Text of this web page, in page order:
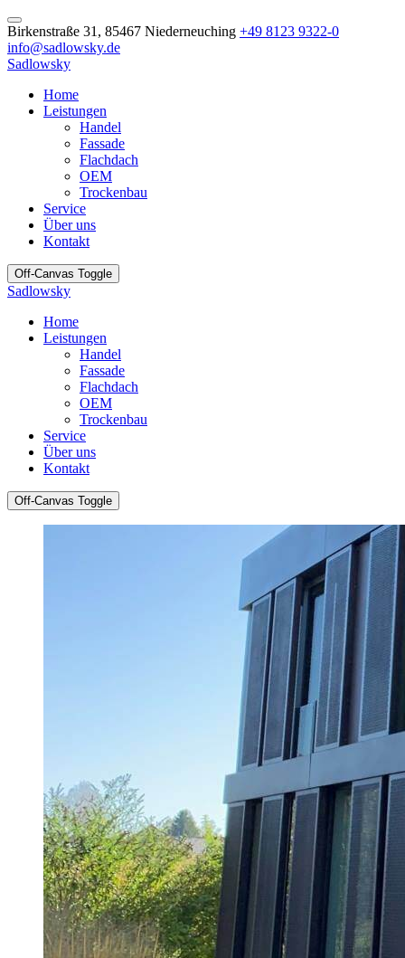
Birkenstraße 31, 85467 Niederneuching +49 8123 9322-0
info@sadlowsky.de
Sadlowsky
Home
Leistungen
Handel
Fassade
Flachdach
OEM
Trockenbau
Service
Über uns
Kontakt
Off-Canvas Toggle
Sadlowsky
Home
Leistungen
Handel
Fassade
Flachdach
OEM
Trockenbau
Service
Über uns
Kontakt
Off-Canvas Toggle